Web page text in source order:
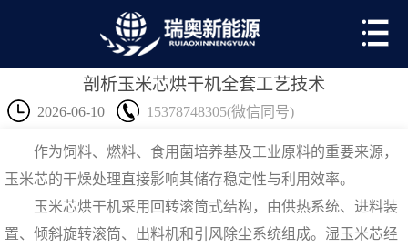
剖析玉米芯烘干机全套工艺技术
2026-06-10 15378748305(微信同号)
作为饲料、燃料、食用菌培养基及工业原料的重要来源，
玉米芯的干燥处理直接影响其储存稳定性与利用效率。
玉米芯烘干机采用回转滚筒式结构，由供热系统、进料装
置、倾斜旋转滚筒、出料机和引风除尘系统组成。湿玉米芯经